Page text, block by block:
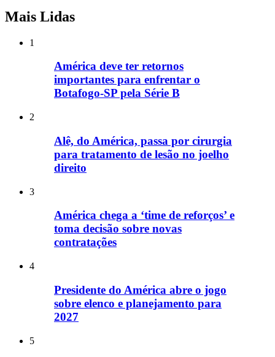
Mais Lidas
1
América deve ter retornos
importantes para enfrentar o
Botafogo-SP pela Série B
2
Alê, do América, passa por cirurgia
para tratamento de lesão no joelho
direito
3
América chega a ‘time de reforços’ e
toma decisão sobre novas
contratações
4
Presidente do América abre o jogo
sobre elenco e planejamento para
2027
5